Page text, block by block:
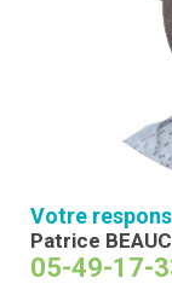
Votre
Patrice
05-49-17-